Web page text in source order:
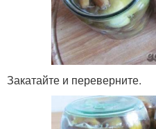
Закатайте и переверните.